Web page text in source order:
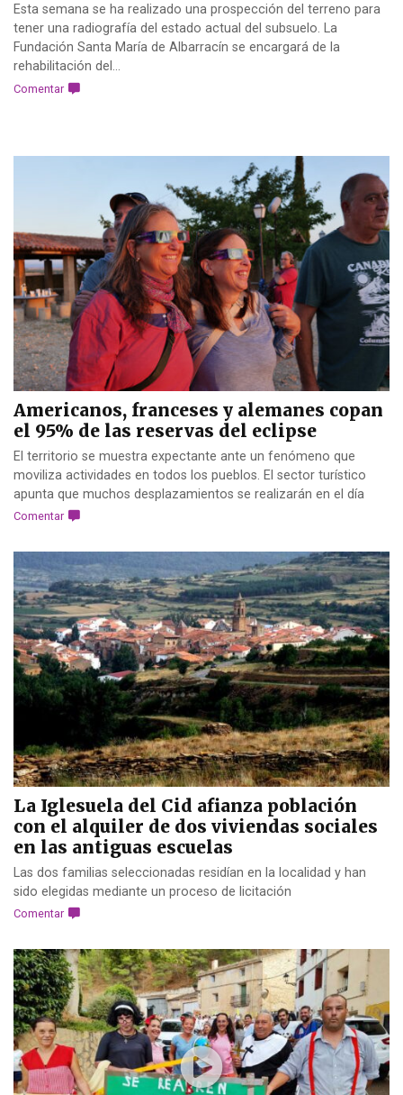
Esta semana se ha realizado una prospección del terreno para
tener una radiografía del estado actual del subsuelo. La
Fundación Santa María de Albarracín se encargará de la
rehabilitación del...
Comentar
Americanos, franceses y alemanes copan
el 95% de las reservas del eclipse
El territorio se muestra expectante ante un fenómeno que
moviliza actividades en todos los pueblos. El sector turístico
apunta que muchos desplazamientos se realizarán en el día
Comentar
La Iglesuela del Cid afianza población
con el alquiler de dos viviendas sociales
en las antiguas escuelas
Las dos familias seleccionadas residían en la localidad y han
sido elegidas mediante un proceso de licitación
Comentar